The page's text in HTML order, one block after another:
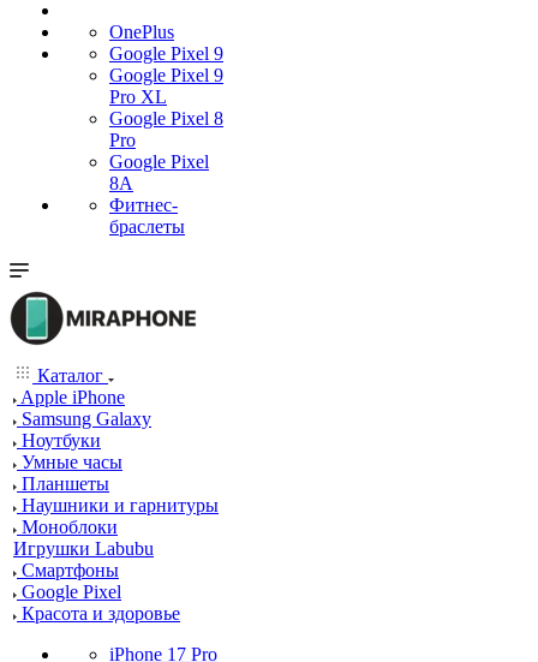
OnePlus
Google Pixel 9
Google Pixel 9
Pro XL
Google Pixel 8
Pro
Google Pixel
8A
Фитнес-
браслеты
Каталог
Apple iPhone
Samsung Galaxy
Ноутбуки
Умные часы
Планшеты
Наушники и гарнитуры
Моноблоки
Игрушки Labubu
Смартфоны
Google Pixel
Красота и здоровье
iPhone 17 Pro